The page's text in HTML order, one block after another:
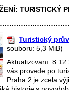
TURISTICKÝ
Turistický
souboru: 5,3 MiB)
Aktualizování:
vás provede po
Praha 2 je zcela